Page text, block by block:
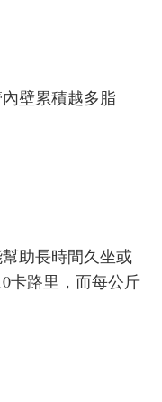
壁累積越多脂
助長時間久坐或
卡路里，而每公斤